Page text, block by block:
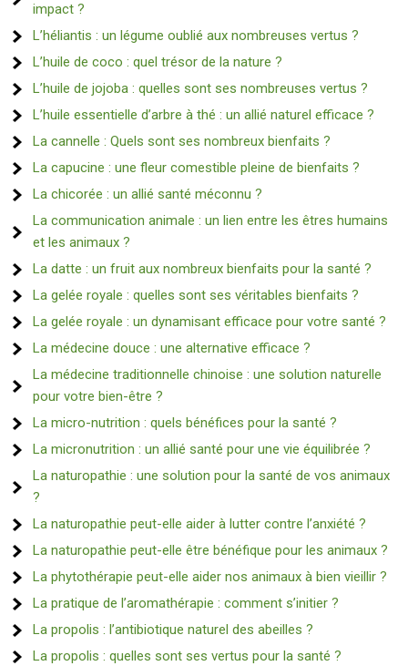
impact ?
L’héliantis : un légume oublié aux nombreuses vertus ?
L’huile de coco : quel trésor de la nature ?
L’huile de jojoba : quelles sont ses nombreuses vertus ?
L’huile essentielle d’arbre à thé : un allié naturel efficace ?
La cannelle : Quels sont ses nombreux bienfaits ?
La capucine : une fleur comestible pleine de bienfaits ?
La chicorée : un allié santé méconnu ?
La communication animale : un lien entre les êtres humains
et les animaux ?
La datte : un fruit aux nombreux bienfaits pour la santé ?
La gelée royale : quelles sont ses véritables bienfaits ?
La gelée royale : un dynamisant efficace pour votre santé ?
La médecine douce : une alternative efficace ?
La médecine traditionnelle chinoise : une solution naturelle
pour votre bien-être ?
La micro-nutrition : quels bénéfices pour la santé ?
La micronutrition : un allié santé pour une vie équilibrée ?
La naturopathie : une solution pour la santé de vos animaux
?
La naturopathie peut-elle aider à lutter contre l’anxiété ?
La naturopathie peut-elle être bénéfique pour les animaux ?
La phytothérapie peut-elle aider nos animaux à bien vieillir ?
La pratique de l’aromathérapie : comment s’initier ?
La propolis : l’antibiotique naturel des abeilles ?
La propolis : quelles sont ses vertus pour la santé ?